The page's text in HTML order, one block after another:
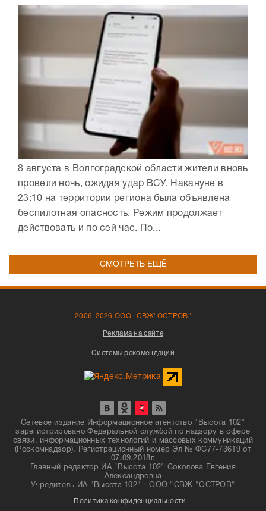
8 августа в Волгоградской области жители вновь
провели ночь, ожидая удар ВСУ. Накануне в
23:10 на территории региона была объявлена
беспилотная опасность. Режим продолжает
действовать и по сей час. По...
СМОТРЕТЬ ЕЩЁ
2006-2026 ООО "СВЖ"ОСТРОВ"
Реклама на сайте
Системы рекомендаций
Сетевое издание Информационное агентство "Высота 102"
зарегистрировано Федеральной службой по надзору в сфере
связи, информационных технологий и массовых коммуникаций
(Роскомнадзор). Регистрационный номер Эл № ФС77-73619 от
07.09.2018г.
Главный редактор ИА "Высота 102" Соколова Евгения
Александровна
Учредитель ИА "Высота 102" - ООО "СВЖ "ОСТРОВ"
Политика конфиденциальности